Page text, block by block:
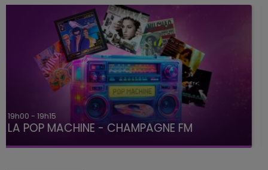
19h15 - 20h00
LA RADIO POP